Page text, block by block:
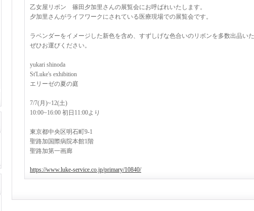
乙女屋リボン 篠田夕加里さんの展覧会にお呼ばれいたします。
夕加里さんがライフワークにされている医療現場での展覧会です。
ラベンダーをイメージした新色を含め、すずしげな色合いのリボンを多数出品いた
ぜひお運びください。
yukari shinoda
St'Luke's exhibition
エリーゼの夏の庭
7/7(月)~12(土)
10:00~16:00 初日11:00より
東京都中央区明石町9-1
聖路加国際病院本館1階
聖路加第一画廊
https://www.luke-service.co.jp/primary/10840/